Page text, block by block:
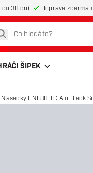
do 30 dní Doprava zdarma
hledat
ŠIPEK
Násadky ONE80 TC